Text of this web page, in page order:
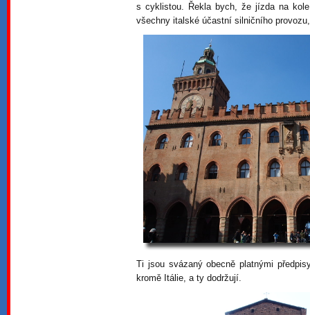
s cyklistou. Řekla bych, že jízda na
všechny italské účastní silničního
Ti jsou svázaný obecně platnými
kromě Itálie, a ty dodržují.